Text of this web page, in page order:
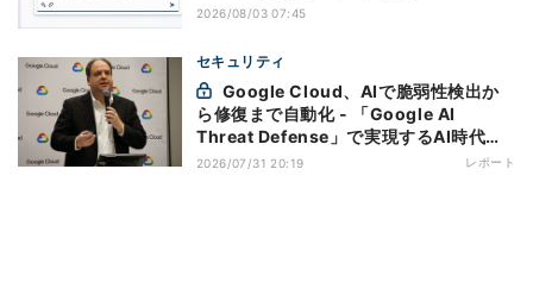
2026/08/03 07:45
セキュリティ
ら修復まで自動化 - 「Google AI
Threat Defense」で実現するAI時代の
防御戦略
2026/07/31 20:19 レポート